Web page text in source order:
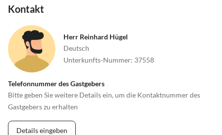
Kontakt
Herr Reinhard Hügel
Deutsch
Unterkunfts-Nummer: 37558
Telefonnummer des Gastgebers
Bitte geben Sie weitere Details ein, um die Kontaktnummer des
Gastgebers zu erhalten
Details eingeben